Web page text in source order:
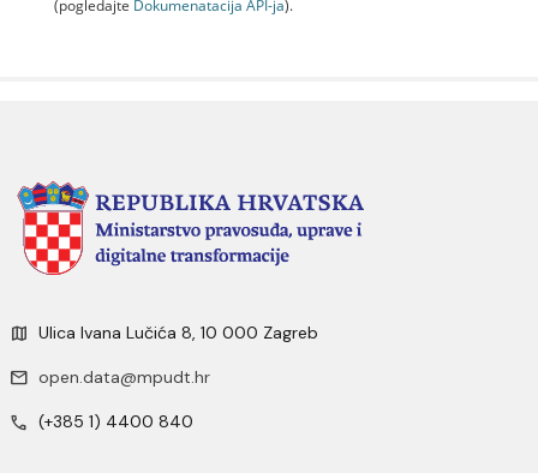
(pogledajte Dokumenаtаcijа API-jа).